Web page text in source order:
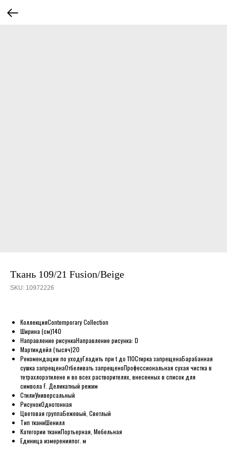
Ткань 109/21 Fusion/Beige
SKU: 10972226
КоллекцияContemporary Collection
Ширина (см)140
Направление рисункаНаправление рисунка: D
Мартиндейл (тысяч)20
Рекомендации по уходуГладить при t до 110Стирка запрещенаБарабанная
сушка запрещенаОтбеливать запрещеноПрофессиональная сухая чистка в
тетрахлорэтилене и во всех растворителях, внесенных в список для
символа F. Деликатный режим
СтилиУниверсальный
РисунокОднотонная
Цветовая группаБежевый, Светлый
Тип тканиШенилл
Категории тканиПортьерная, Мебельная
Единица измеренияпог. м